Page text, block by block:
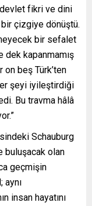
fikri ve dini
bir çizgiye dönüştü.
bir sefalet
dek kapanmamış
on beş Türk’ten
şeyi iyileştirdiği
Bu travma hâlâ
Schauburg
buluşacak olan
geçmişin
aynı
insan hayatını